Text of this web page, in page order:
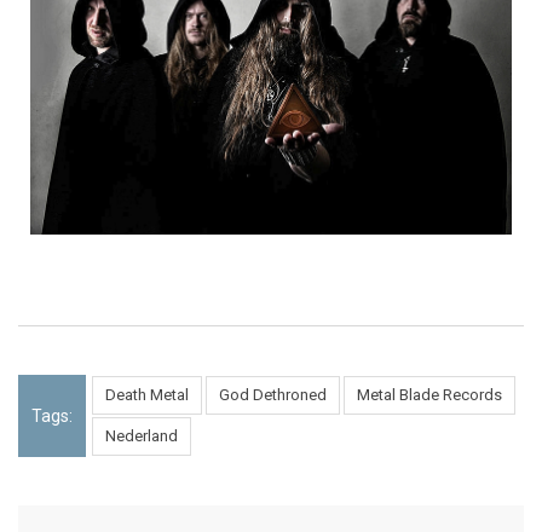
Tags:
Death Metal God Dethroned Metal Blade Records
Nederland